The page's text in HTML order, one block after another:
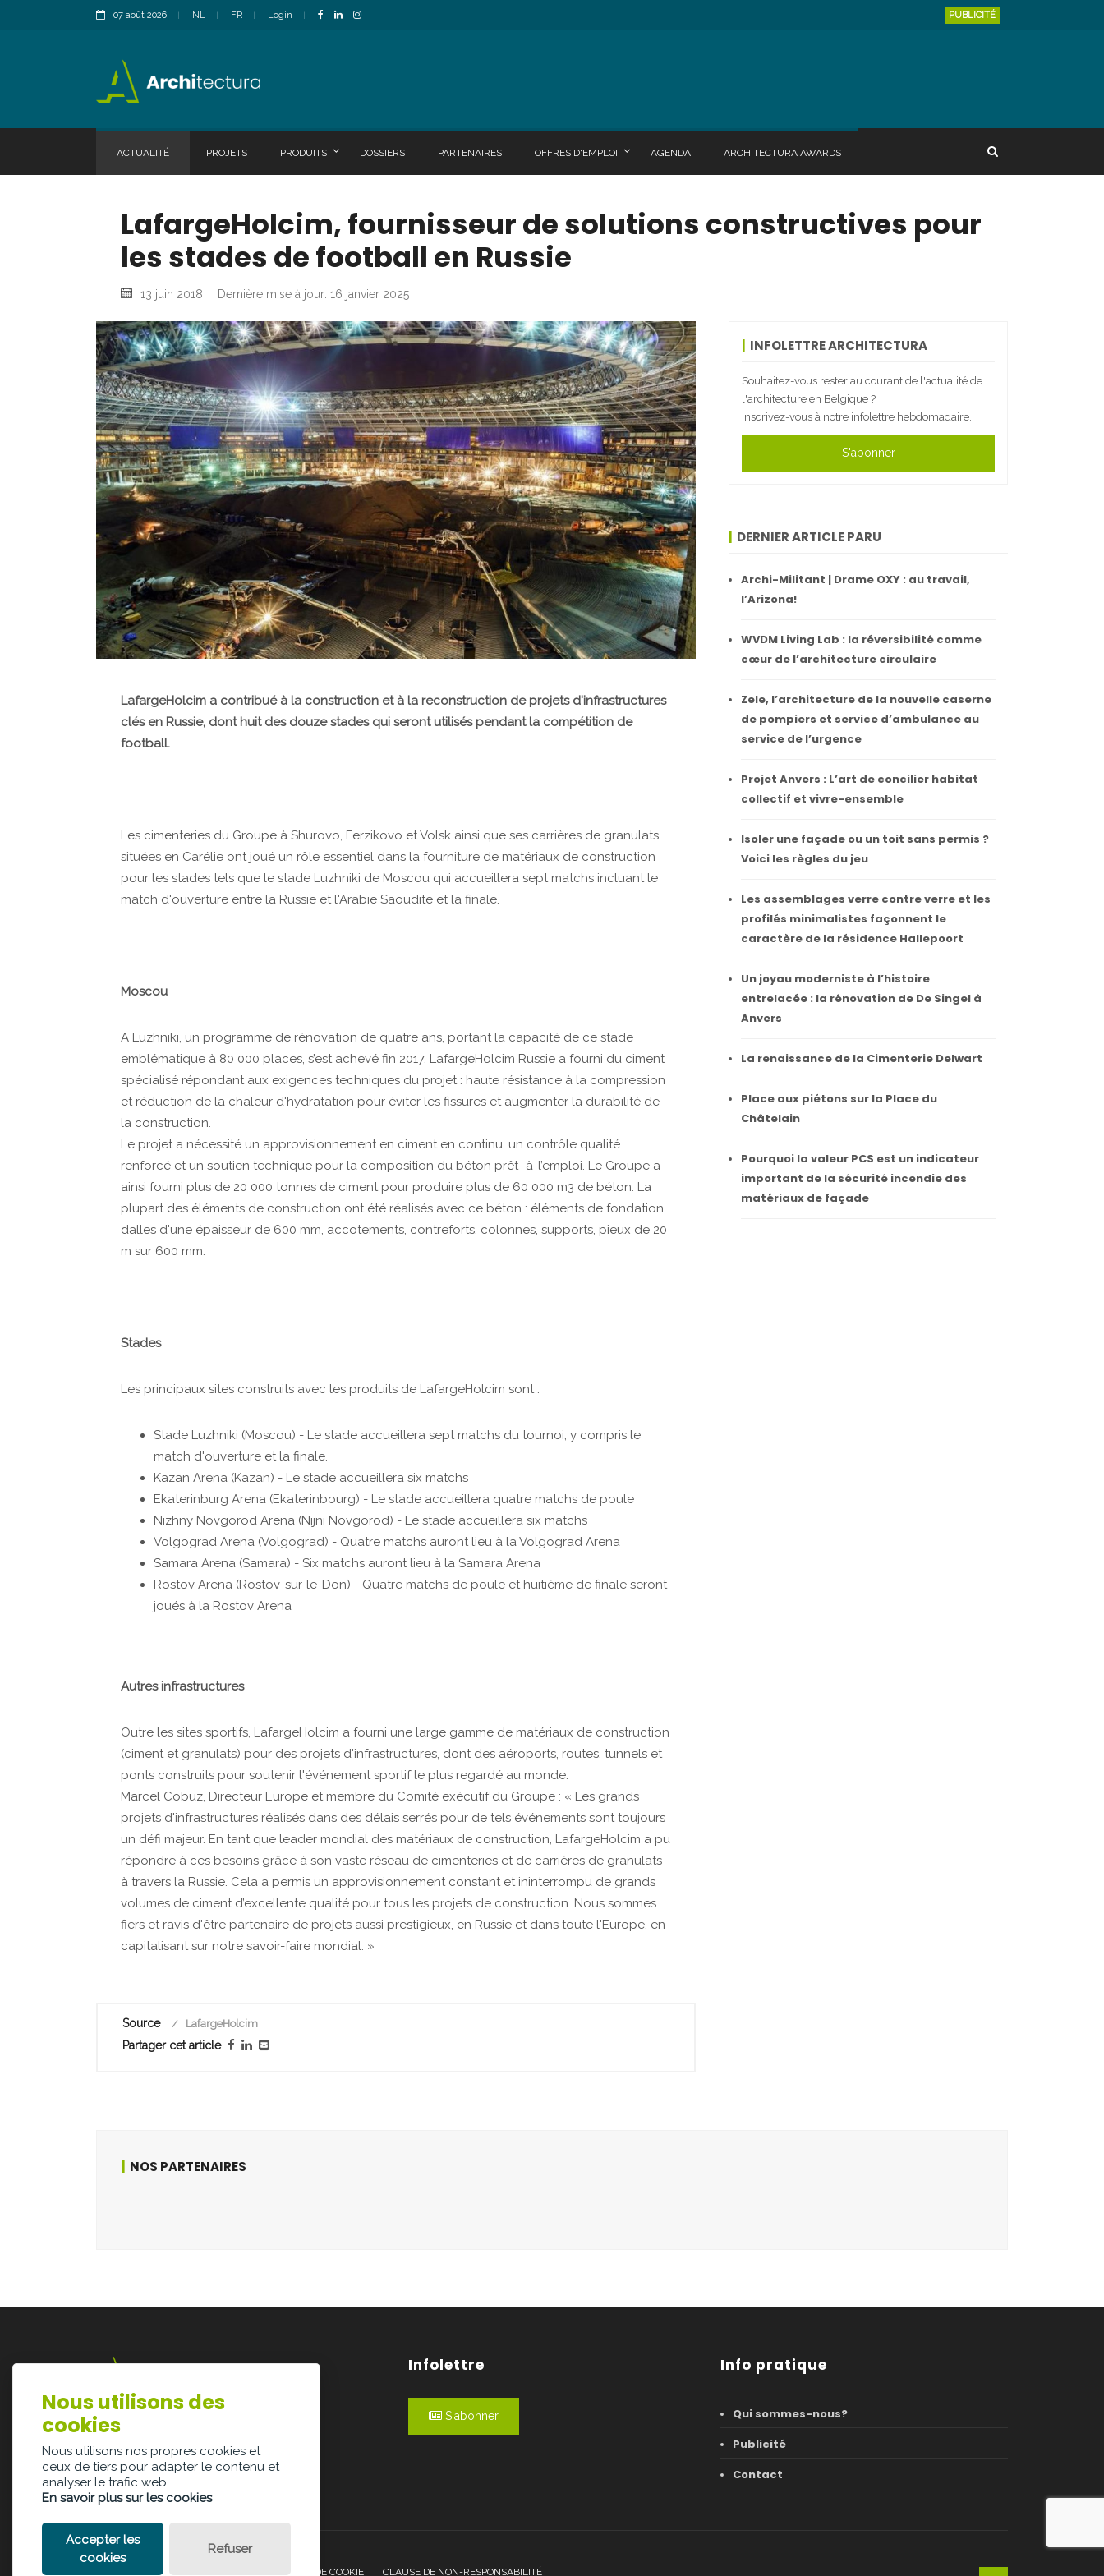
07 août 2026 NL FR Login PUBLICITÉ
ACTUALITÉ PROJETS PRODUITS DOSSIERS PARTENAIRES OFFRES D'EMPLOI AGENDA ARCHITECTURA AWARDS
LafargeHolcim, fournisseur de solutions constructives pour
les stades de football en Russie
13 juin 2018 Dernière mise à jour: 16 janvier 2025
LafargeHolcim a contribué à la construction et à la reconstruction de projets d'infrastructures
clés en Russie, dont huit des douze stades qui seront utilisés pendant la compétition de
football.
Les cimenteries du Groupe à Shurovo, Ferzikovo et Volsk ainsi que ses carrières de granulats
situées en Carélie ont joué un rôle essentiel dans la fourniture de matériaux de construction
pour les stades tels que le stade Luzhniki de Moscou qui accueillera sept matchs incluant le
match d'ouverture entre la Russie et l'Arabie Saoudite et la finale.
Moscou
A Luzhniki, un programme de rénovation de quatre ans, portant la capacité de ce stade
emblématique à 80 000 places, s’est achevé fin 2017. LafargeHolcim Russie a fourni du ciment
spécialisé répondant aux exigences techniques du projet : haute résistance à la compression
et réduction de la chaleur d'hydratation pour éviter les fissures et augmenter la durabilité de
la construction.
Le projet a nécessité un approvisionnement en ciment en continu, un contrôle qualité
renforcé et un soutien technique pour la composition du béton prêt–à-l’emploi. Le Groupe a
ainsi fourni plus de 20 000 tonnes de ciment pour produire plus de 60 000 m3 de béton. La
plupart des éléments de construction ont été réalisés avec ce béton : éléments de fondation,
dalles d'une épaisseur de 600 mm, accotements, contreforts, colonnes, supports, pieux de 20
m sur 600 mm.
Stades
Les principaux sites construits avec les produits de LafargeHolcim sont :
Stade Luzhniki (Moscou) - Le stade accueillera sept matchs du tournoi, y compris le
match d'ouverture et la finale.
Kazan Arena (Kazan) - Le stade accueillera six matchs
Ekaterinburg Arena (Ekaterinbourg) - Le stade accueillera quatre matchs de poule
Nizhny Novgorod Arena (Nijni Novgorod) - Le stade accueillera six matchs
Volgograd Arena (Volgograd) - Quatre matchs auront lieu à la Volgograd Arena
Samara Arena (Samara) - Six matchs auront lieu à la Samara Arena
Rostov Arena (Rostov-sur-le-Don) - Quatre matchs de poule et huitième de finale seront
joués à la Rostov Arena
Autres infrastructures
Outre les sites sportifs, LafargeHolcim a fourni une large gamme de matériaux de construction
(ciment et granulats) pour des projets d'infrastructures, dont des aéroports, routes, tunnels et
ponts construits pour soutenir l'événement sportif le plus regardé au monde.
Marcel Cobuz, Directeur Europe et membre du Comité exécutif du Groupe : « Les grands
projets d'infrastructures réalisés dans des délais serrés pour de tels événements sont toujours
un défi majeur. En tant que leader mondial des matériaux de construction, LafargeHolcim a pu
répondre à ces besoins grâce à son vaste réseau de cimenteries et de carrières de granulats
à travers la Russie. Cela a permis un approvisionnement constant et ininterrompu de grands
volumes de ciment d’excellente qualité pour tous les projets de construction. Nous sommes
fiers et ravis d'être partenaire de projets aussi prestigieux, en Russie et dans toute l'Europe, en
capitalisant sur notre savoir-faire mondial. »
Source LafargeHolcim
Partager cet article
INFOLETTRE ARCHITECTURA
Souhaitez-vous rester au courant de l'actualité de
l'architecture en Belgique ?
Inscrivez-vous à notre infolettre hebdomadaire.
S'abonner
DERNIER ARTICLE PARU
Archi-Militant | Drame OXY : au travail,
l’Arizona!
WVDM Living Lab : la réversibilité comme
cœur de l’architecture circulaire
Zele, l’architecture de la nouvelle caserne
de pompiers et service d’ambulance au
service de l’urgence
Projet Anvers : L’art de concilier habitat
collectif et vivre-ensemble
Isoler une façade ou un toit sans permis ?
Voici les règles du jeu
Les assemblages verre contre verre et les
profilés minimalistes façonnent le
caractère de la résidence Hallepoort
Un joyau moderniste à l’histoire
entrelacée : la rénovation de De Singel à
Anvers
La renaissance de la Cimenterie Delwart
Place aux piétons sur la Place du
Châtelain
Pourquoi la valeur PCS est un indicateur
important de la sécurité incendie des
matériaux de façade
NOS PARTENAIRES
Lazarijstraat 168
3500 Hasselt
Infolettre
S'abonner
Info pratique
Qui sommes-nous?
Publicité
Contact
POLITIQUE DE CONFIDENTIALITÉ POLITIQUE DE COOKIE CLAUSE DE NON-RESPONSABILITÉ
Nous utilisons des
cookies
Nous utilisons nos propres cookies et
ceux de tiers pour adapter le contenu et
analyser le trafic web.
En savoir plus sur les cookies
Accepter les
cookies
Refuser